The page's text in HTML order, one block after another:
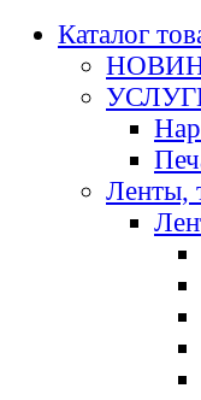
Каталог
Ленты,